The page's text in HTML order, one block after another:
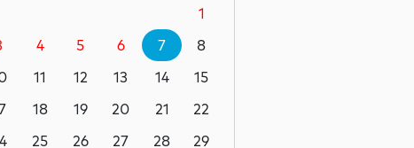
təşkilatı Aİ-ni əhalinin istidən
görməyə çağırıb
06 Avqust 21:39
Rusiyanın Yaroslavl və Tver
yaşayış binalarına zərər vurub
06 Avqust 21:17
1
4 5 6 7
8
11 12 13 14
15
18 19 20 21
22
25 26 27 28
29